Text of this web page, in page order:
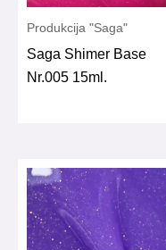
Produkcija "Saga"
Saga Shimer Base
Nr.005 15ml.